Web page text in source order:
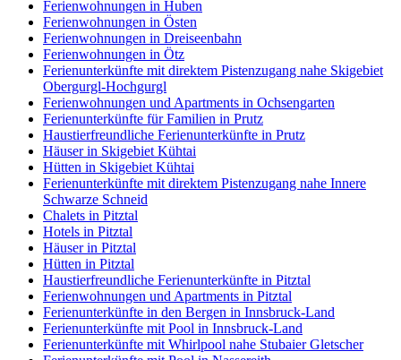
Ferienwohnungen in Huben
Ferienwohnungen in Östen
Ferienwohnungen in Dreiseenbahn
Ferienwohnungen in Ötz
Ferienunterkünfte mit direktem Pistenzugang nahe Skigebiet
Obergurgl-Hochgurgl
Ferienwohnungen und Apartments in Ochsengarten
Ferienunterkünfte für Familien in Prutz
Haustierfreundliche Ferienunterkünfte in Prutz
Häuser in Skigebiet Kühtai
Hütten in Skigebiet Kühtai
Ferienunterkünfte mit direktem Pistenzugang nahe Innere
Schwarze Schneid
Chalets in Pitztal
Hotels in Pitztal
Häuser in Pitztal
Hütten in Pitztal
Haustierfreundliche Ferienunterkünfte in Pitztal
Ferienwohnungen und Apartments in Pitztal
Ferienunterkünfte in den Bergen in Innsbruck-Land
Ferienunterkünfte mit Pool in Innsbruck-Land
Ferienunterkünfte mit Whirlpool nahe Stubaier Gletscher